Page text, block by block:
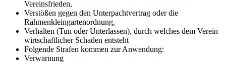
Vereinsfrieden,
Verstößen gegen den Unterpachtvertrag oder die
Rahmenkleingartenordnung,
Verhalten (Tun oder Unterlassen), durch welches dem Verein
wirtschaftlicher Schaden entsteht
Folgende Strafen kommen zur Anwendung:
Verwarnung